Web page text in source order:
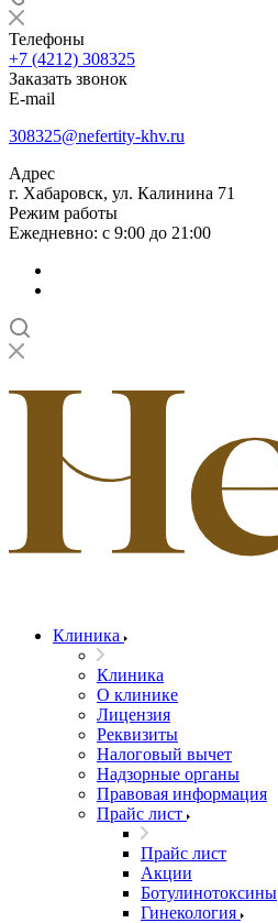
Телефоны
+7 (4212) 308325
Заказать звонок
E-mail
308325@nefertity-khv.ru
Адрес
г. Хабаровск, ул. Калинина 71
Режим работы
Ежедневно: с 9:00 до 21:00
Клиника
Клиника
О клинике
Лицензия
Реквизиты
Налоговый вычет
Надзорные органы
Правовая информация
Прайс лист
Прайс лист
Акции
Ботулинотоксины
Гинекология